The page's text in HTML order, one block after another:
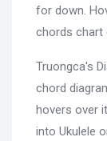
for down.
chords chart
Truongca's
chord
hovers over
into Ukulele